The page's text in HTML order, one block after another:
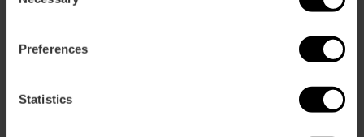
Preferences
Statistics